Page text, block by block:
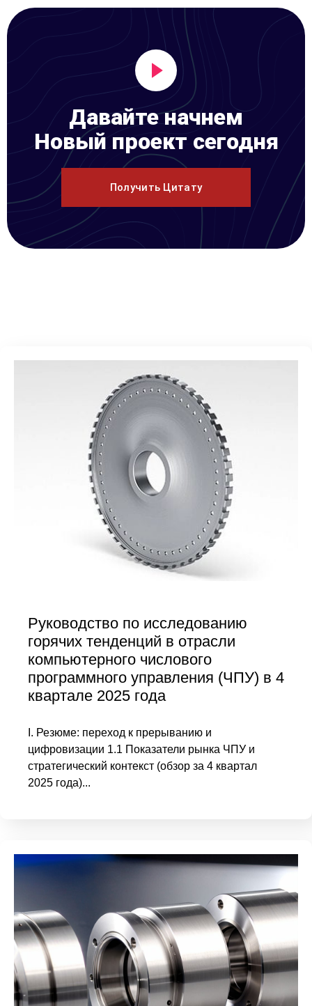
Давайте начнем
Новый проект сегодня
Получить Цитату
Руководство по исследованию
горячих тенденций в отрасли
компьютерного числового
программного управления (ЧПУ) в 4
квартале 2025 года
I. Резюме: переход к прерыванию и
цифровизации 1.1 Показатели рынка ЧПУ и
стратегический контекст (обзор за 4 квартал
2025 года)...